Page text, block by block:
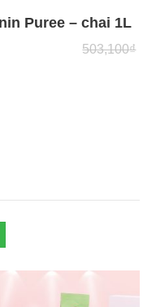
Puree – chai 1L
503,100₫
– chai 1L số lượng